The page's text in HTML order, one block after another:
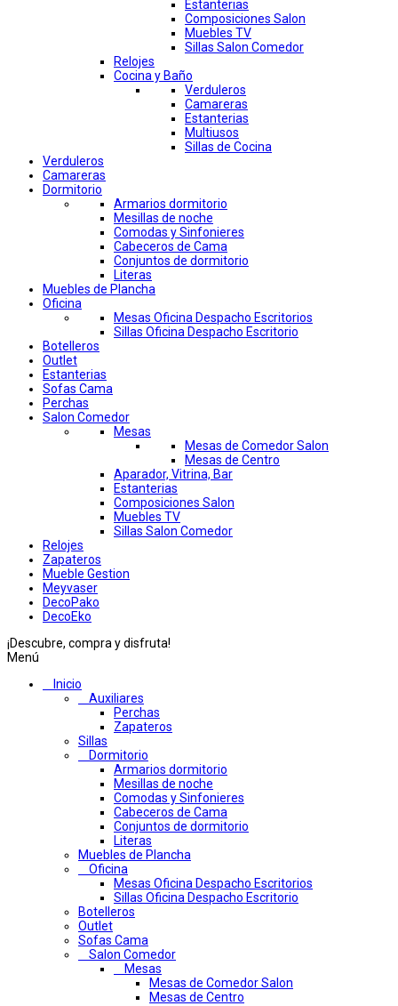
Estanterias
Composiciones Salon
Muebles TV
Sillas Salon Comedor
Relojes
Cocina y Baño
Verduleros
Camareras
Estanterias
Multiusos
Sillas de Cocina
Verduleros
Camareras
Dormitorio
Armarios dormitorio
Mesillas de noche
Comodas y Sinfonieres
Cabeceros de Cama
Conjuntos de dormitorio
Literas
Muebles de Plancha
Oficina
Mesas Oficina Despacho Escritorios
Sillas Oficina Despacho Escritorio
Botelleros
Outlet
Estanterias
Sofas Cama
Perchas
Salon Comedor
Mesas
Mesas de Comedor Salon
Mesas de Centro
Aparador, Vitrina, Bar
Estanterias
Composiciones Salon
Muebles TV
Sillas Salon Comedor
Relojes
Zapateros
Mueble Gestion
Meyvaser
DecoPako
DecoEko
¡Descubre, compra y disfruta!
Menú
Inicio
Auxiliares
Perchas
Zapateros
Sillas
Dormitorio
Armarios dormitorio
Mesillas de noche
Comodas y Sinfonieres
Cabeceros de Cama
Conjuntos de dormitorio
Literas
Muebles de Plancha
Oficina
Mesas Oficina Despacho Escritorios
Sillas Oficina Despacho Escritorio
Botelleros
Outlet
Sofas Cama
Salon Comedor
Mesas
Mesas de Comedor Salon
Mesas de Centro